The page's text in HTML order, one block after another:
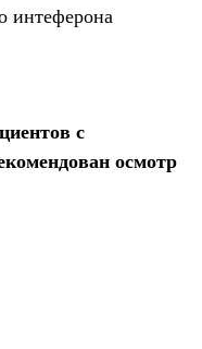
интеферона
с
осмотр